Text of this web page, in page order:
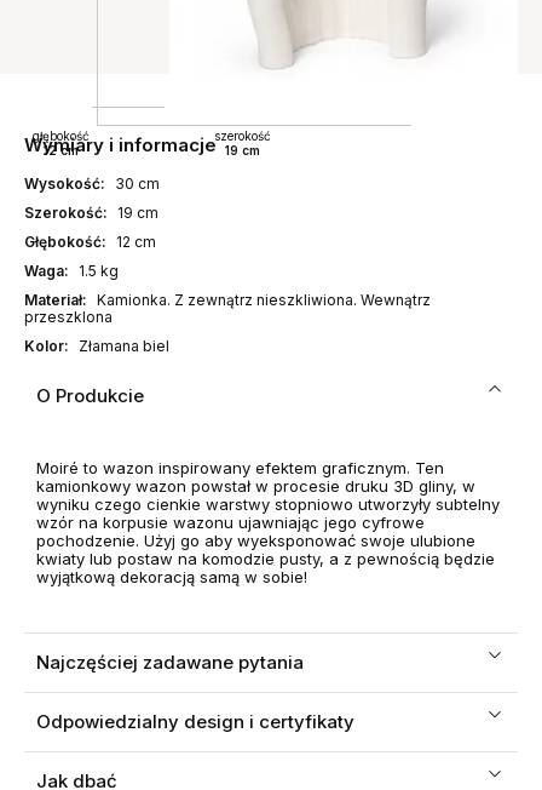
Wymiary i informacjeszerokość
19 cm
głębokość
12 cm
Wysokość:
30 cm
Szerokość:
19 cm
Głębokość:
12 cm
Waga:
1.5 kg
Materiał: Kamionka. Z zewnątrz nieszkliwiona. Wewnątrz
przeszklona
Kolor:
Złamana biel
O Produkcie
Moiré to wazon inspirowany efektem graficznym. Ten
kamionkowy wazon powstał w procesie druku 3D gliny, w
wyniku czego cienkie warstwy stopniowo utworzyły subtelny
wzór na korpusie wazonu ujawniając jego cyfrowe
pochodzenie. Użyj go aby wyeksponować swoje ulubione
kwiaty lub postaw na komodzie pusty, a z pewnością będzie
wyjątkową dekoracją samą w sobie!
Najczęściej zadawane pytania
Odpowiedzialny design i certyfikaty
Jak dbać